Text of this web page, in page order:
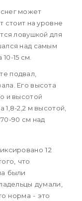
может
стоит на уровне
ловушкой для
над самым
15 см.
подвал,
Его высота
и высотой
2,2 м высотой,
90 см над
12
что
были
думали,
норма - это